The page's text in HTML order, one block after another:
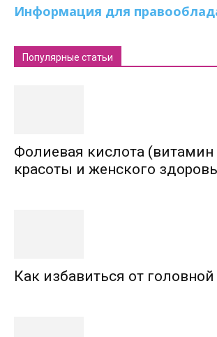
Информация для
Популярные статьи
Фолиевая кислота
красоты и женского
Как избавиться от